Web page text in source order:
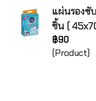
แผ่นรองซั
ชิ้น (
฿90
(Product)